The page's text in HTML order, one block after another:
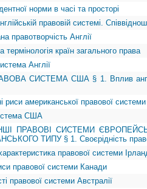
норми в часі та просторі
правовій системі.
правотворчість Англії
країн загального права
Англії
СИСТЕМА США § 1. Вплив
риси американської правової системи
США
ІНШІ ПРАВОВІ СИСТЕМИ
ТИПУ § 1. Своєрідність
правової системи
правової системи Канади
правової системи Австралії